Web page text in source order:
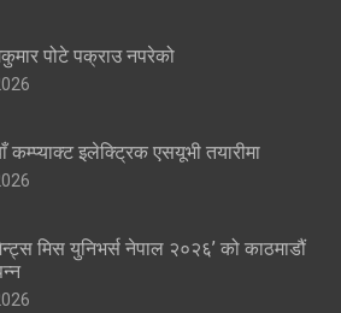
पोटे पक्राउ नपरेको
कम्प्याक्ट इलेक्ट्रिक एसयूभी तयारीमा
मिस युनिभर्स नेपाल २०२६’ को काठमाडौं